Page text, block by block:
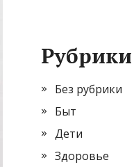
Рубрики
Без рубрики
Быт
Дети
Здоровье